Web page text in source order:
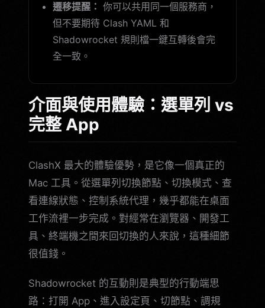
遷移提醒： 你可以共用同一個服務商，
但不要期待 Clash YAML 和
Shadowrocket 規則檔一鍵互轉後會完
全一致。
介面與使用體驗：選單列 vs
完整 App
ClashX 最大的體驗優勢，是它像一個真正的
Mac 工具。從選單列切換節點、切換模式、查
看連線狀態、控制系統代理，幾乎都能在桌面
工作流裡一步完成。對經常在瀏覽器、開發工
具、終端機之間來回切換的人來說，這種細節
很值錢。
Shadowrocket 的互動則是典型的行動端思
路：打開 App、進入設定頁、切節點、調規